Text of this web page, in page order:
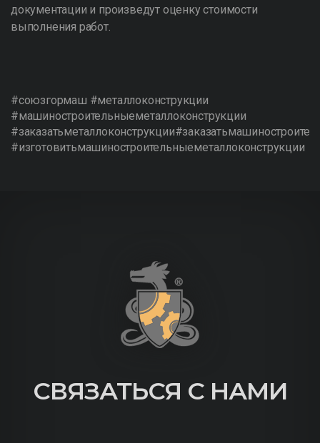
документации и произведут оценку стоимости
выполнения работ.
#союзгормаш #металлоконструкции
#машиностроительныеметаллоконструкции
#изготовитьмашиностроительныеметаллоконструкции
СВЯЗАТЬСЯ С НАМИ